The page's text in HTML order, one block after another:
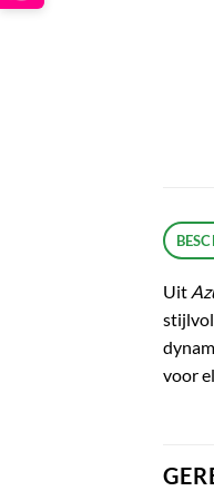
Uit
voor